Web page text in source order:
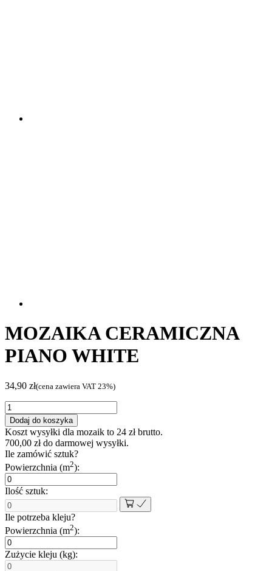
MOZAIKA CERAMICZNA
PIANO WHITE
34,90 zł(cena zawiera VAT 23%)
ilość
MOZAIKA
CERAMICZNA
PIANO
WHITE
Dodaj do koszyka
Koszt wysyłki dla mozaik to 24 złbrutto.
700,00 złdo darmowej wysyłki.
Ile zamówić sztuk?
Powierzchnia (m2):
Ilość sztuk:
Ile potrzeba kleju?
Powierzchnia (m2):
Zużycie kleju (kg):